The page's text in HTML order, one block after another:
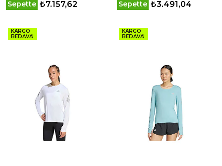
Sepette ₺7.157,62 Sepette ₺3.491,04
KARGO
BEDAVA!
KARGO
BEDAVA!